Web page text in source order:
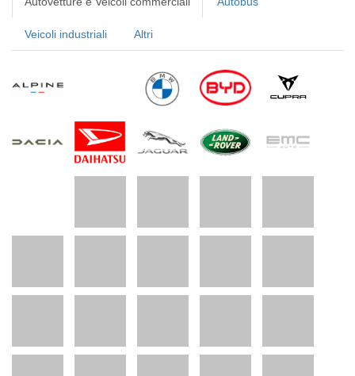
Veicoli industriali Altri